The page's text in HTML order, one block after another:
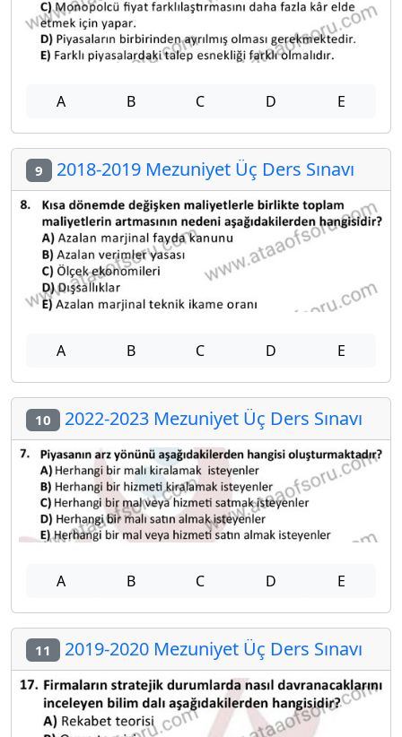
A B C D E
9 2018-2019 Mezuniyet Üç Ders Sınavı
A B C D E
10 2022-2023 Mezuniyet Üç Ders Sınavı
A B C D E
11 2019-2020 Mezuniyet Üç Ders Sınavı